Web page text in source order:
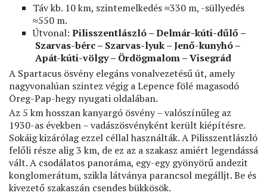
Táv kb. 10 km, szintemelkedés ≈330 m, -süllyedés
≈550 m.
Útvonal: Pilisszentlászló – Delmár-kúti-dűlő –
Szarvas-bérc – Szarvas-lyuk – Jenő-kunyhó –
Apát-kúti-völgy – Ördögmalom – Visegrád
A Spartacus ösvény elegáns vonalvezetésű út, amely
nagyvonalúan szintez végig a Lepence fölé magasodó
Öreg-Pap-hegy nyugati oldalában.
Az 5 km hosszan kanyargó ösvény – valószínűleg az
1930-as években – vadászösvényként került kiépítésre.
Sokáig kizárólag ezzel céllal használták. A Pilisszentlászló
felőli része alig 3 km, de ez az a szakasz amiért legendássá
vált. A csodálatos panoráma, egy-egy gyönyörű andezit
konglomerátum, szikla látványa parancsol megálljt. Be és
kivezető szakaszán csendes bükkösök.